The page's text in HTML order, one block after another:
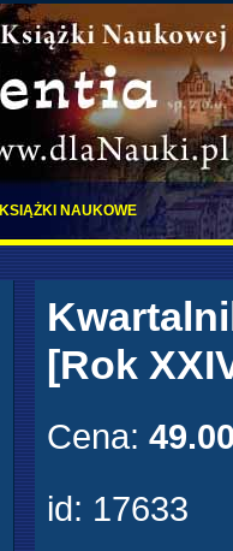
KSIĄŻKI NAUKOWE
[Rok
Cena:
id: 17633